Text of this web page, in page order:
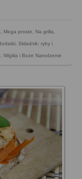
, Mega proste, Na grilla,
, Składnik: ryby i
, Wigilia i Boże Narodzenie